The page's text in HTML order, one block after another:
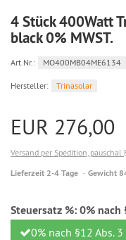
4 Stück 400Watt
black 0% MWST.
Art.Nr.: MO400MB04ME6134
Hersteller: Trinasolar
EUR 276,00
Versand per Spedition, pauschal
Lieferzeit 2-4 Tage Gewicht
Steuersatz %:0% nach
0% nach §12 Abs. 3